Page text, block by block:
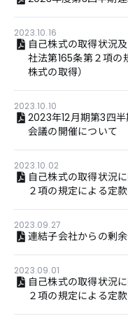
2023.10.16
自己株式の取得状況
社法第165条第２項
株式の取得）
2023.10.10
2023年12月期第3四
会議の開催について
2023.10.02
自己株式の取得状況
２項の規定による定
2023.09.27
連結子会社からの剰
2023.09.01
自己株式の取得状況
２項の規定による定